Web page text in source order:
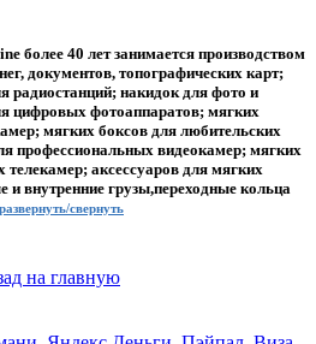
более 40 лет занимается производством
документов, топографических карт;
радиостанций; накидок для фото и
цифровых фотоаппаратов; мягких
мягких боксов для любительских
профессиональных видеокамер; мягких
аксессуаров для мягких
и внутренние грузы,переходные кольца
развернуть/свернуть
на главную